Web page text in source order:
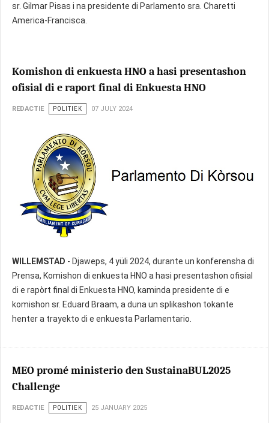
sr. Gilmar Pisas i na presidente di Parlamento sra. Charetti
America-Francisca.
Komishon di enkuesta HNO a hasi presentashon
ofisial di e raport final di Enkuesta HNO
REDACTIE POLITIEK 07 JULY 2024
WILLEMSTAD - Djaweps, 4 yüli 2024, durante un konferensha di
Prensa, Komishon di enkuesta HNO a hasi presentashon ofisial
di e rapòrt final di Enkuesta HNO, kaminda presidente di e
komishon sr. Eduard Braam, a duna un splikashon tokante
henter a trayekto di e enkuesta Parlamentario.
MEO promé ministerio den SustainaBUL2025
Challenge
REDACTIE POLITIEK 25 JANUARY 2025